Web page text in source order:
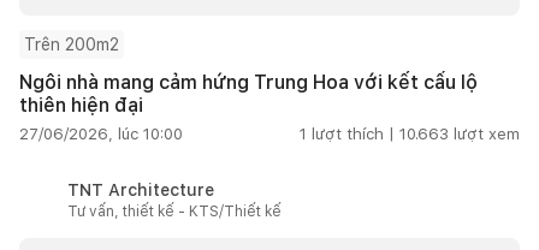
Trên 200m2
Ngôi nhà mang cảm hứng Trung Hoa với kết cấu lộ
thiên hiện đại
27/06/2026, lúc 10:00 1 lượt thích | 10.663 lượt xem
TNT Architecture
Tư vấn, thiết kế - KTS/Thiết kế